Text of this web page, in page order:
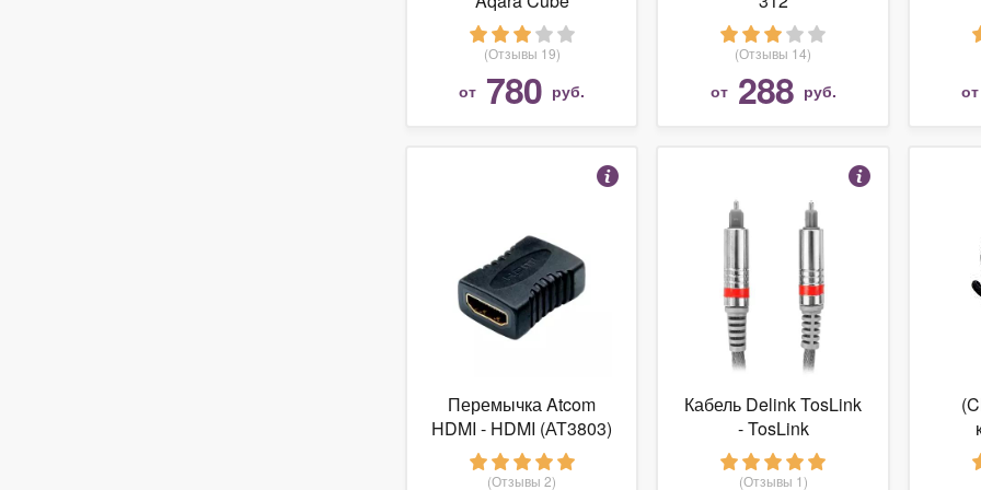
(Отзывы 19)
от 780 руб.
(Отзывы 14)
от 288 руб. от
Перемычка Atcom
HDMI - HDMI (АТ3803)
(Отзывы 2)
Кабель Delink TosLink
- TosLink
(Отзывы 1)